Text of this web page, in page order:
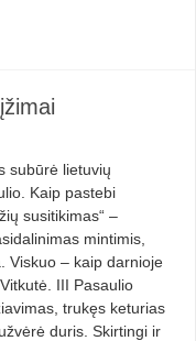
subūrė lietuvių
Kaip pastebi
susitikimas“ –
mintimis,
Viskuo – kaip darnioje
III Pasaulio
trukęs keturias
duris. Skir­tin­gi ir